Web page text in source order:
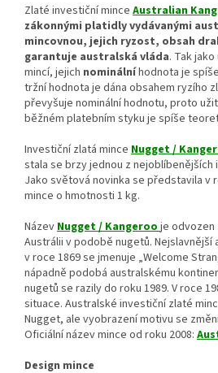
Zlaté investiční mince Australian
zákonnými platidly vydávanými
mincovnou, jejich ryzost, obsah
garantuje australská vláda. Tak
mincí, jejich nominálníhodnota je spíše
tržní hodnota je dána obsahem ryzího
převyšuje nominální hodnotu, proto
běžném platebním styku je spíše
Investiční zlatá mince Nugget /
stala se brzy jednou z nejoblíbenějších
Jako světová novinka se představila v
mince o hmotnosti 1 kg.
Název Nugget / Kangeroo je odvozen
Austrálii v podobě nugetů.
v roce 1869 se jmenuje „Welcome
nápadně podobá australskému
nugetů se razily do roku 1989. V roce
situace. Australské investiční zlaté
Nugget, ale vyobrazení motivu se
Oficiální název mince od roku 2008:
Design mince